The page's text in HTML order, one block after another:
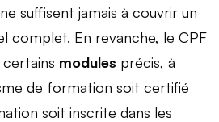
suffisent jamais à couvrir un
complet. En revanche, le CPF
modules précis, à
de formation soit certifié
soit inscrite dans les